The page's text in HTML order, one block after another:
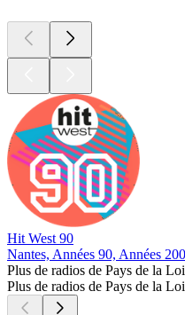
Hit West 90
Nantes, Années 90, Années
Plus de radios de Pays de la
Plus de radios de Pays de la